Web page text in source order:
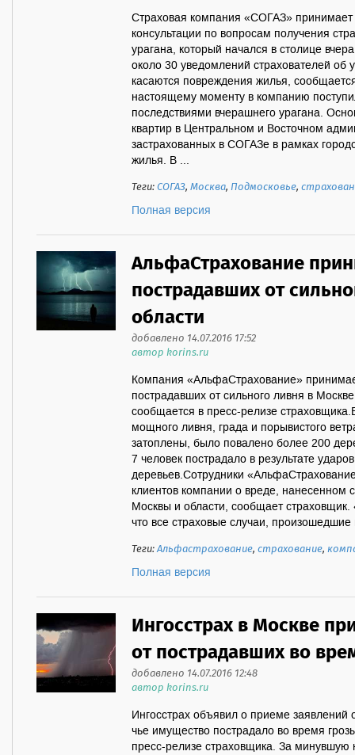
Страховая компания «СОГАЗ»
консультации по вопросам получения
урагана, который начался в столице
около 30 уведомлений страхователей об
касаются повреждения жилья,
настоящему моменту в компанию
последствиями вчерашнего урагана.
квартир в Центральном и Восточном
застрахованных в СОГАЗе в рамках
жилья. В ...
Теги:СОГАЗ,Москва, Подмосковье,
Полная версия
АльфаСтрахование
пострадавших от
области
добавлено 14.07.2016 17:52
автор korins.ru
Компания «АльфаСтрахование»
пострадавших от сильного ливня в
сообщается в пресс-релизе
мощного ливня, града и порывистого
затоплены, было повалено более 200
7 человек пострадало в результате
деревьев.Сотрудники
клиентов компании о вреде, нанесенном
Москвы и области, сообщает
что все страховые случаи,
Теги:Альфастрахование,страхование,
Полная версия
Ингосстрах в Москве
от пострадавших во
добавлено 14.07.2016 12:48
автор korins.ru
Ингосстрах объявил о приеме
чье имущество пострадало во время
пресс-релизе страховщика. За минувшую